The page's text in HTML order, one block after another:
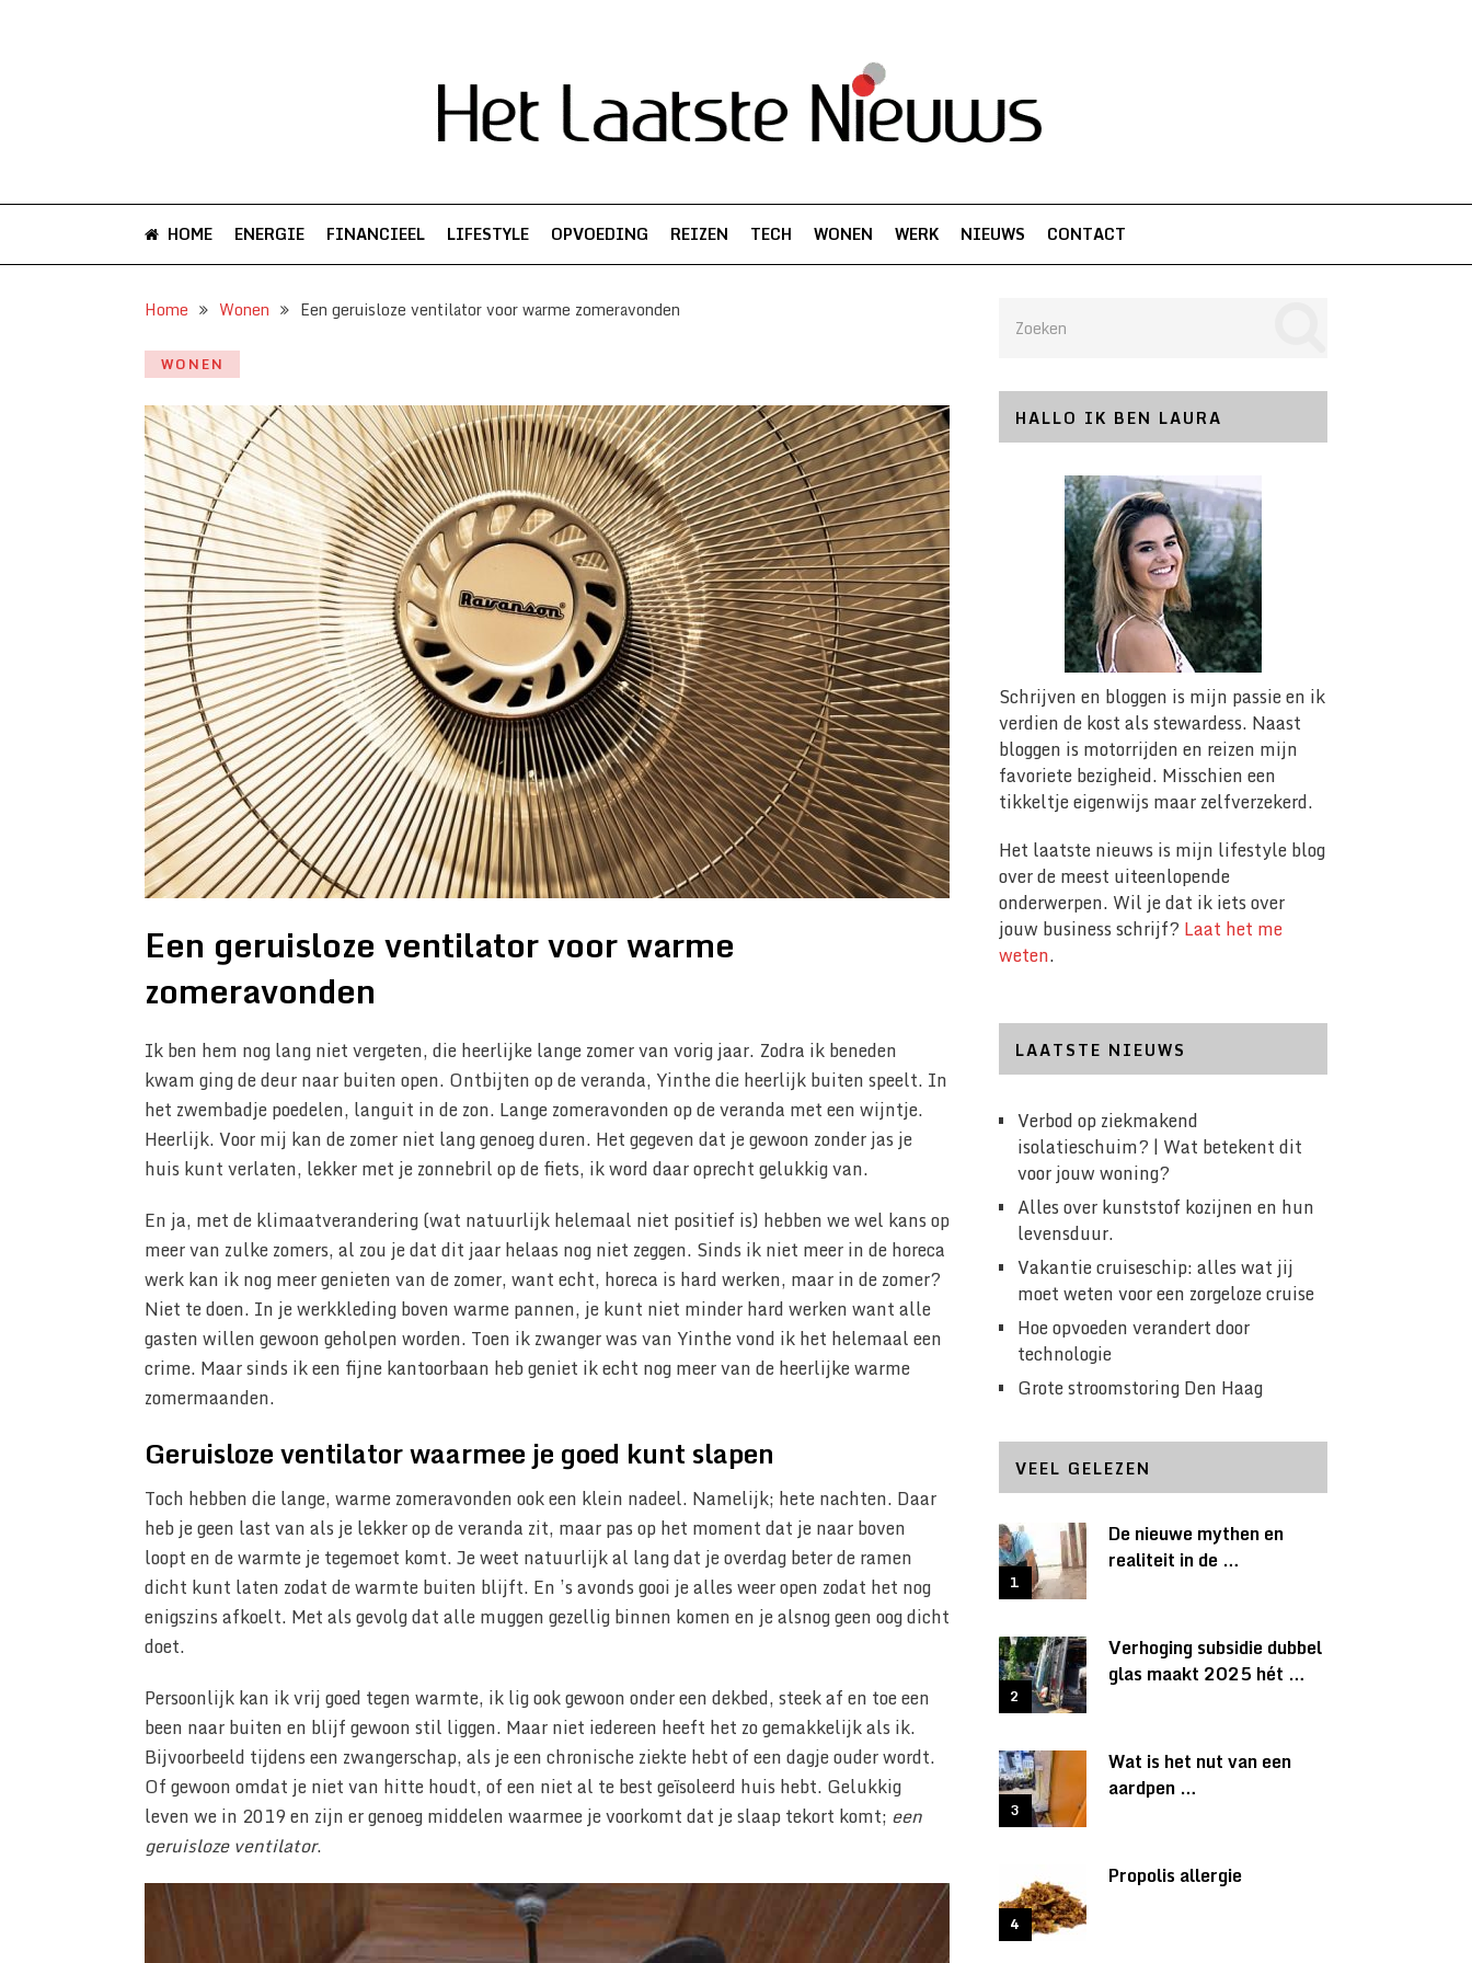
HOME ENERGIE FINANCIEEL LIFESTYLE OPVOEDING REIZEN TECH WONEN WERK NIEUWS CONTACT
Home Wonen Een geruisloze ventilator voor warme zomeravonden
WONEN
Een geruisloze ventilator voor warme
zomeravonden
Ik ben hem nog lang niet vergeten, die heerlijke lange zomer van vorig jaar. Zodra ik beneden
kwam ging de deur naar buiten open. Ontbijten op de veranda, Yinthe die heerlijk buiten speelt. In
het zwembadje poedelen, languit in de zon. Lange zomeravonden op de veranda met een wijntje.
Heerlijk. Voor mij kan de zomer niet lang genoeg duren. Het gegeven dat je gewoon zonder jas je
huis kunt verlaten, lekker met je zonnebril op de fiets, ik word daar oprecht gelukkig van.
En ja, met de klimaatverandering (wat natuurlijk helemaal niet positief is) hebben we wel kans op
meer van zulke zomers, al zou je dat dit jaar helaas nog niet zeggen. Sinds ik niet meer in de horeca
werk kan ik nog meer genieten van de zomer, want echt, horeca is hard werken, maar in de zomer?
Niet te doen. In je werkkleding boven warme pannen, je kunt niet minder hard werken want alle
gasten willen gewoon geholpen worden. Toen ik zwanger was van Yinthe vond ik het helemaal een
crime. Maar sinds ik een fijne kantoorbaan heb geniet ik echt nog meer van de heerlijke warme
zomermaanden.
Geruisloze ventilator waarmee je goed kunt slapen
Toch hebben die lange, warme zomeravonden ook een klein nadeel. Namelijk; hete nachten. Daar
heb je geen last van als je lekker op de veranda zit, maar pas op het moment dat je naar boven
loopt en de warmte je tegemoet komt. Je weet natuurlijk al lang dat je overdag beter de ramen
dicht kunt laten zodat de warmte buiten blijft. En ’s avonds gooi je alles weer open zodat het nog
enigszins afkoelt. Met als gevolg dat alle muggen gezellig binnen komen en je alsnog geen oog dicht
doet.
Persoonlijk kan ik vrij goed tegen warmte, ik lig ook gewoon onder een dekbed, steek af en toe een
been naar buiten en blijf gewoon stil liggen. Maar niet iedereen heeft het zo gemakkelijk als ik.
Bijvoorbeeld tijdens een zwangerschap, als je een chronische ziekte hebt of een dagje ouder wordt.
Of gewoon omdat je niet van hitte houdt, of een niet al te best geïsoleerd huis hebt. Gelukkig
leven we in 2019 en zijn er genoeg middelen waarmee je voorkomt dat je slaap tekort komt; een
geruisloze ventilator.
HALLO IK BEN LAURA
Schrijven en bloggen is mijn passie en ik
verdien de kost als stewardess. Naast
bloggen is motorrijden en reizen mijn
favoriete bezigheid. Misschien een
tikkeltje eigenwijs maar zelfverzekerd.
Het laatste nieuws is mijn lifestyle blog
over de meest uiteenlopende
onderwerpen. Wil je dat ik iets over
jouw business schrijf? Laat het me
weten.
LAATSTE NIEUWS
Verbod op ziekmakend
isolatieschuim? | Wat betekent dit
voor jouw woning?
Alles over kunststof kozijnen en hun
levensduur.
Vakantie cruiseschip: alles wat jij
moet weten voor een zorgeloze cruise
Hoe opvoeden verandert door
technologie
Grote stroomstoring Den Haag
VEEL GELEZEN
De nieuwe mythen en
realiteit in de …
Verhoging subsidie dubbel
glas maakt 2025 hét …
Wat is het nut van een
aardpen …
Propolis allergie